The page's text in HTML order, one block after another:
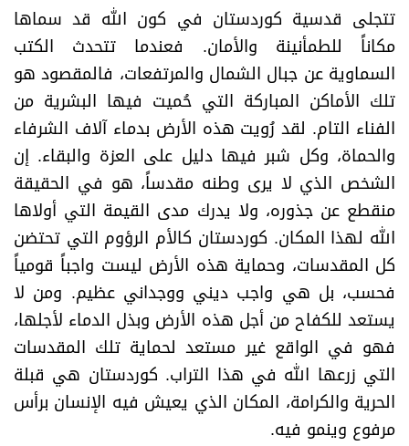
​تتجلى قدسية كوردستان في كون الله قد سماها
مكاناً للطمأنينة والأمان. فعندما تتحدث الكتب
السماوية عن جبال الشمال والمرتفعات، فالمقصود هو
تلك الأماكن المباركة التي حُميت فيها البشرية من
الفناء التام. لقد رُويت هذه الأرض بدماء آلاف الشرفاء
والحماة، وكل شبر فيها دليل على العزة والبقاء. إن
الشخص الذي لا يرى وطنه مقدساً، هو في الحقيقة
منقطع عن جذوره، ولا يدرك مدى القيمة التي أولاها
الله لهذا المكان. كوردستان كالأم الرؤوم التي تحتضن
كل المقدسات، وحماية هذه الأرض ليست واجباً قومياً
فحسب، بل هي واجب ديني ووجداني عظيم. ومن لا
يستعد للكفاح من أجل هذه الأرض وبذل الدماء لأجلها،
فهو في الواقع غير مستعد لحماية تلك المقدسات
التي زرعها الله في هذا التراب. كوردستان هي قبلة
الحرية والكرامة، المكان الذي يعيش فيه الإنسان برأس
مرفوع وينمو فيه.